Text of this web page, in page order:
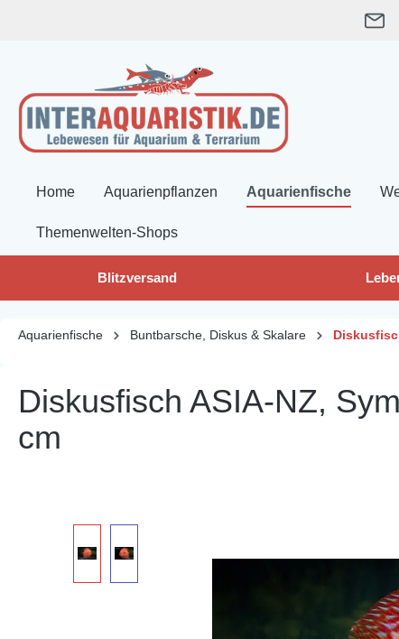
Home Aquarienpflanzen Aquarienfische
Themenwelten-Shops
Blitzversand
Aquarienfische Buntbarsche, Diskus & Skalare
Diskusfisch ASIA-NZ,
cm